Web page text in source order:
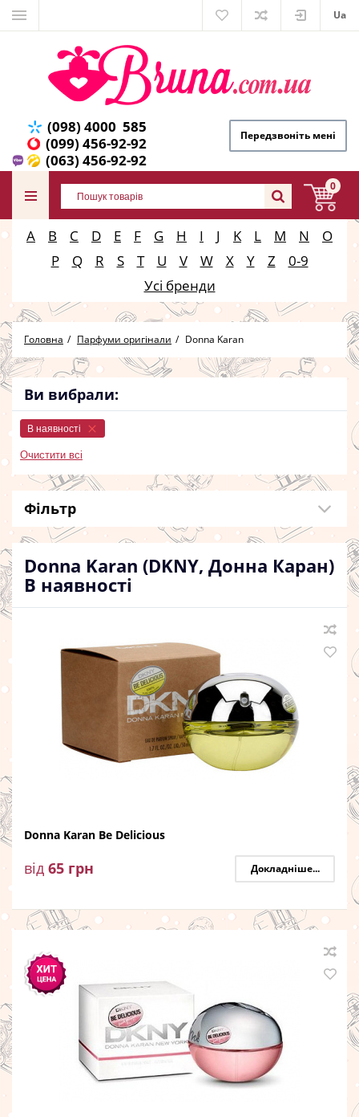
Ua
(098) 4000 585
(099) 456-92-92
(063) 456-92-92
Передзвоніть мені
0
A B C D E F G H I J K L M N
O
P
Q R S T U V W X Y Z
0-9
Усі бренди
Головна Парфуми оригінали Donna Karan
Ви вибрали:
В наявності
Очистити всі
Фільтр
Donna Karan (DKNY, Донна Каран)
В наявності
Donna Karan Be Delicious
від 65 грн Докладніше...